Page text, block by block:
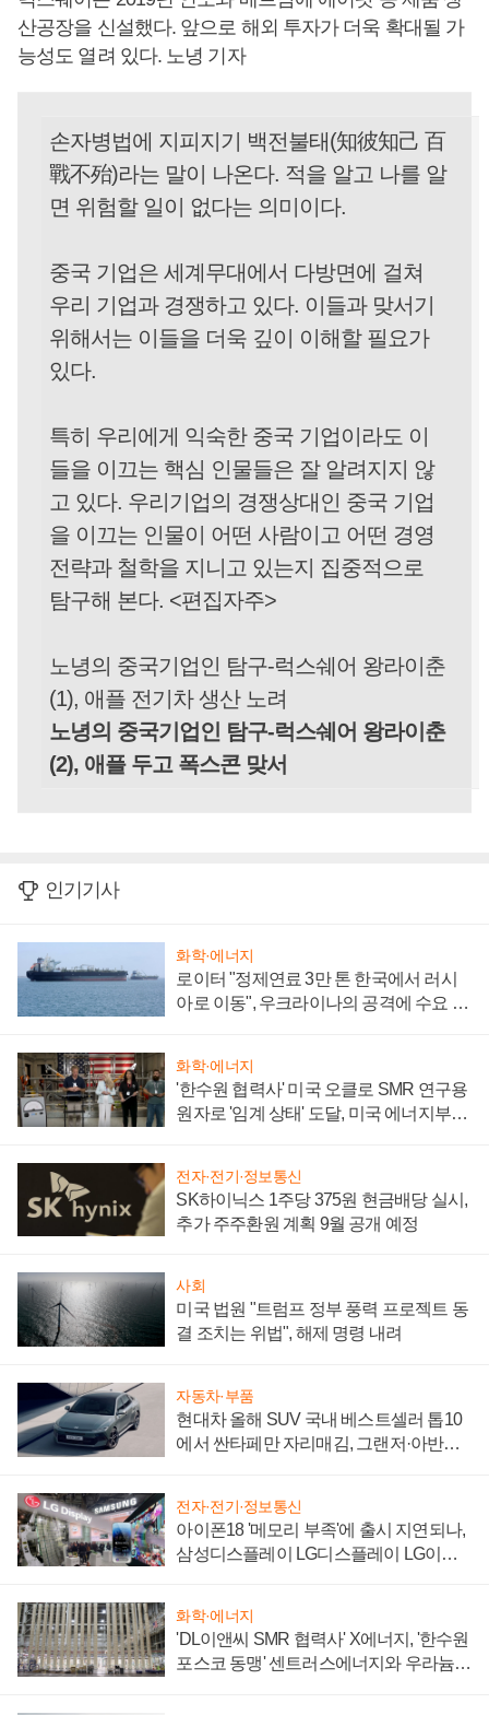
산공장을 신설했다. 앞으로 해외 투자가 더욱 확대될 가
능성도 열려 있다. 노녕 기자
손자병법에 지피지기 백전불태(知彼知己 百
戰不殆)라는 말이 나온다. 적을 알고 나를 알
면 위험할 일이 없다는 의미이다.
중국 기업은 세계무대에서 다방면에 걸쳐
우리 기업과 경쟁하고 있다. 이들과 맞서기
위해서는 이들을 더욱 깊이 이해할 필요가
있다.
특히 우리에게 익숙한 중국 기업이라도 이
들을 이끄는 핵심 인물들은 잘 알려지지 않
고 있다. 우리기업의 경쟁상대인 중국 기업
을 이끄는 인물이 어떤 사람이고 어떤 경영
전략과 철학을 지니고 있는지 집중적으로
탐구해 본다. <편집자주>
노녕의 중국기업인 탐구-럭스쉐어 왕라이춘
(1), 애플 전기차 생산 노려
노녕의 중국기업인 탐구-럭스쉐어 왕라이춘
(2), 애플 두고 폭스콘 맞서
인기기사
화학·에너지
로이터 "정제연료 3만 톤 한국에서 러시
아로 이동", 우크라이나의 공격에 수요 늘
화학·에너지
'한수원 협력사' 미국 오클로 SMR 연구용
원자로 '임계 상태' 도달, 미국 에너지부
전자·전기·정보통신
SK하이닉스 1주당 375원 현금배당 실시,
추가 주주환원 계획 9월 공개 예정
사회
미국 법원 "트럼프 정부 풍력 프로젝트 동
결 조치는 위법", 해제 명령 내려
자동차·부품
현대차 올해 SUV 국내 베스트셀러 톱10
에서 싼타페만 자리매김, 그랜저·아반떼
전자·전기·정보통신
아이폰18 '메모리 부족'에 출시 지연되나,
삼성디스플레이 LG디스플레이 LG이노
화학·에너지
'DL이앤씨 SMR 협력사' X에너지, '한수원
포스코 동맹' 센트러스에너지와 우라늄